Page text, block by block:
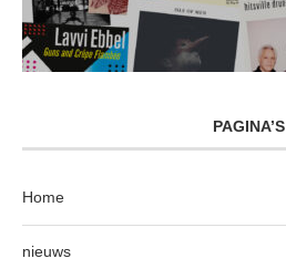
PAGINA’S
Home
nieuws